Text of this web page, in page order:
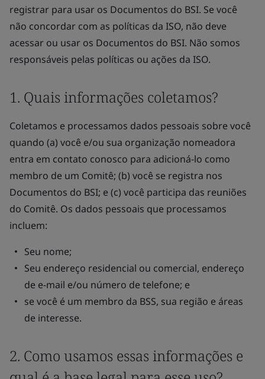
registrar para usar os Documentos do BSI. Se você
não concordar com as políticas da ISO, não deve
acessar ou usar os Documentos do BSI. Não somos
responsáveis pelas políticas ou ações da ISO.
1. Quais informações coletamos?
Coletamos e processamos dados pessoais sobre você
quando (a) você e/ou sua organização nomeadora
entra em contato conosco para adicioná-lo como
membro de um Comitê; (b) você se registra nos
Documentos do BSI; e (c) você participa das reuniões
do Comitê. Os dados pessoais que processamos
incluem:
Seu nome;
Seu endereço residencial ou comercial, endereço
de e-mail e/ou número de telefone; e
se você é um membro da BSS, sua região e áreas
de interesse.
2. Como usamos essas informações e